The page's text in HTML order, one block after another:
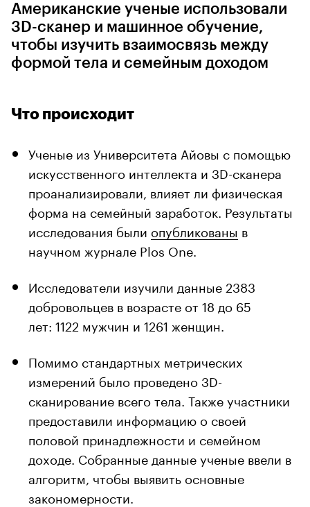
Американские ученые использовали
3D-сканер и машинное обучение,
чтобы изучить взаимосвязь между
формой тела и семейным доходом
Что происходит
Ученые из Университета Айовы с помощью
искусственного интеллекта и 3D-сканера
проанализировали, влияет ли физическая
форма на семейный заработок. Результаты
исследования были опубликованы в
научном журнале Plos One.
Исследователи изучили данные 2383
добровольцев в возрасте от 18 до 65
лет: 1122 мужчин и 1261 женщин.
Помимо стандартных метрических
измерений было проведено 3D-
сканирование всего тела. Также участники
предоставили информацию о своей
половой принадлежности и семейном
доходе. Собранные данные ученые ввели в
алгоритм, чтобы выявить основные
закономерности.